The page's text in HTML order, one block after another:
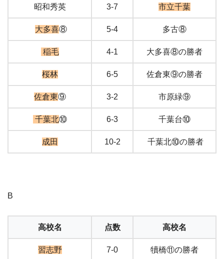
昭和秀英 3-7 市立千葉
大多喜⑧ 5-4 多古⑧
稲毛 4-1 大多喜⑧の勝者
桜林 6-5 佐倉東⑨の勝者
佐倉東⑨ 3-2 市原緑⑨
千葉北⑩ 6-3 千葉台⑩
成田 10-2 千葉北⑩の勝者
B
高校名 点数 高校名
習志野 7-0 犢橋⑪の勝者